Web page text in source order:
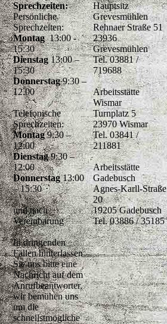
Sprechzeiten:
Persönliche
Sprechzeiten:
Montag13:00 -
15:30
Dienstag13:00 –
15:30
Donnerstag9:30 –
12.00
Telefonische
Sprechzeiten:
Montag9:30 –
12:00
Dienstag9:30 –
12:00
Donnerstag13:00
– 15:30
und nach
Vereinbarung
In dringenden
Fällen hinterlassen
Sie uns bitte eine
Nachricht auf dem
Anrufbeantworter,
wir bemühen uns
um die
schnellstmögliche
Hauptsitz
Grevesmühlen
Rehnaer Straße 51
23936
Grevesmühlen
Tel. 03881 /
719688
Arbeitsstätte
Wismar
Turnplatz 5
23970 Wismar
Tel. 03841 /
211881
Arbeitsstätte
Gadebusch
Agnes-Karll-Straße
20
19205 Gadebusch
Tel. 03886 / 35185